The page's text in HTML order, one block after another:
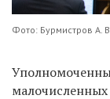
Фото: Бурмистров А. В.